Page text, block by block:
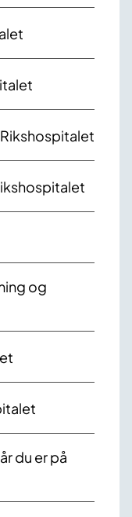
og
du er på